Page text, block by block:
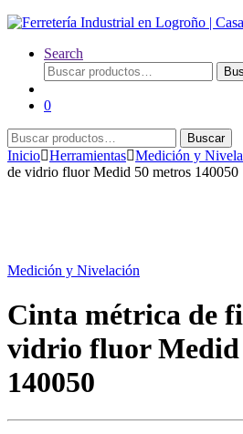
Search
Buscar
por:
0
Buscar
por:
Buscar
Inicio Herramientas Medición y
de vidrio fluor Medid 50 metros 140050
Medición y Nivelación
Cinta métrica de
vidrio fluor Medid
140050